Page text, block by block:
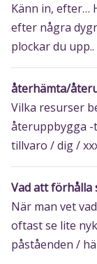
Känn in, efter…
efter några
plockar du
återhämta/
Vilka resurser
återuppbygga -
tillvaro / dig /
Vad att förhålla
När man vet
oftast se lite
påståenden /